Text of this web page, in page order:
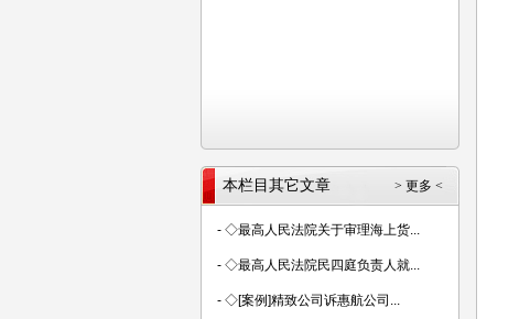
> 更多 <
本栏目其它文章
- ◇最高人民法院关于审理海上货...
- ◇最高人民法院民四庭负责人就...
- ◇[案例]精致公司诉惠航公司...